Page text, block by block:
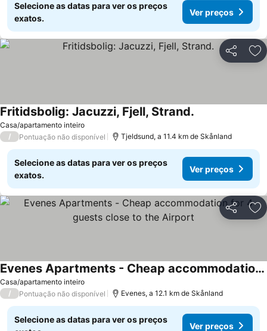
Selecione as datas para ver os preços
exatos.
Ver preços
Partilhar
Casa/apartamento inteiro
Fritidsbolig: Jacuzzi, Fjell, Strand.
/ Pontuação não disponível Tjeldsund, a 11.4 km de Skånland
Selecione as datas para ver os preços
exatos.
Ver preços
Partilhar
Casa/apartamento inteiro
Evenes Apartments - Cheap accommodation for 4 guests close to the Airport
/ Pontuação não disponível Evenes, a 12.1 km de Skånland
Selecione as datas para ver os preços
Ver preços